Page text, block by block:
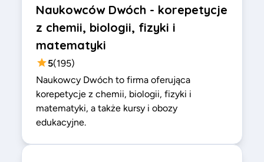
Naukowców Dwóch - korepetycje
z chemii, biologii, fizyki i
matematyki
5(195)
Naukowcy Dwóch to firma oferująca
korepetycje z chemii, biologii, fizyki i
matematyki, a także kursy i obozy
edukacyjne.